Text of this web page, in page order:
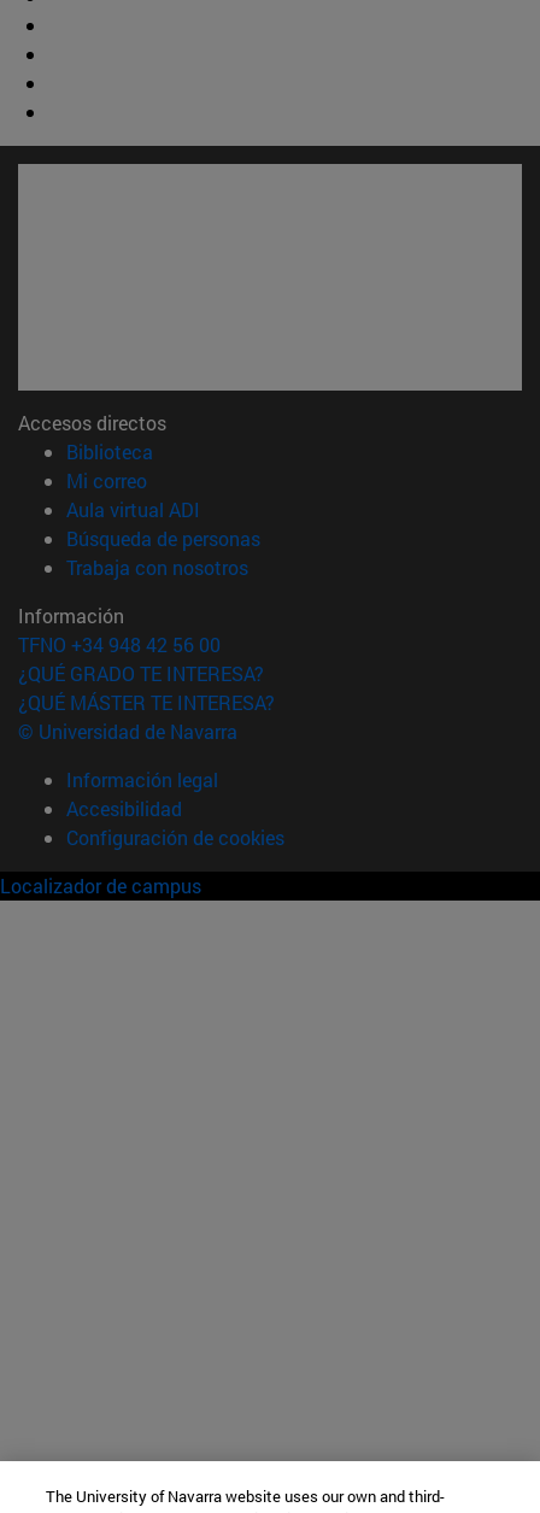
Accesos directos
Biblioteca
Mi correo(abre en nueva ventana)
Aula virtual ADI
Búsqueda de personas(abre en nueva ventana)
Trabaja con nosotros(abre en nueva ventana)
Información
TFNO +34 948 42 56 00
¿QUÉ GRADO TE INTERESA?
¿QUÉ MÁSTER TE INTERESA?
© Universidad de Navarra
Información legal
Accesibilidad
Configuración de cookies
Localizador de campus
The University of Navarra website uses our own and third-